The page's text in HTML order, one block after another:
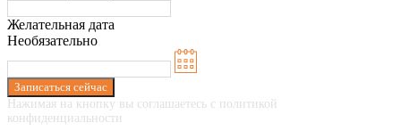
Желательная дата
Необязательно
Записаться сейчас
Нажимая на кнопку вы соглашаетесь с политикой
конфиденциальности